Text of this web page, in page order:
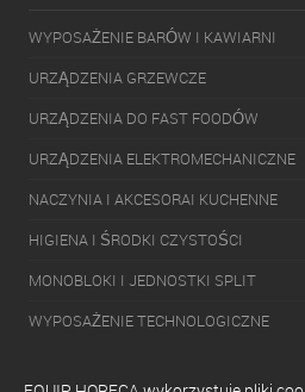
WYPOSAŻENIE BARÓW I KAWIARNI
URZĄDZENIA GRZEWCZE
URZĄDZENIA DO FAST FOODÓW
URZĄDZENIA ELEKTROMECHANICZNE
NACZYNIA I AKCESORAI KUCHENNE
HIGIENA I ŚRODKI CZYSTOŚCI
MONOBLOKI I JEDNOSTKI SPLIT
WYPOSAŻENIE TECHNOLOGICZNE